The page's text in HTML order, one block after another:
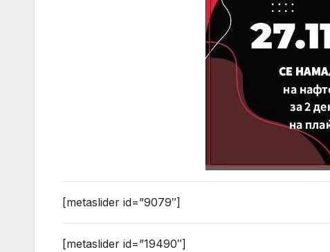
[metaslider id=”9079″]
[metaslider id=”19490″]